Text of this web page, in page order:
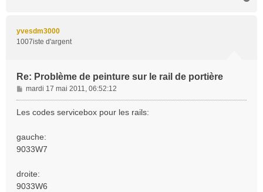
yvesdm3000
1007iste d'argent
Re: Problème de peinture sur le rail de portière
M
e
s
g
e
mardi 17 mai 2011, 06:52:12
Les codes servicebox pour les rails:
gauche:
9033W7
droite:
9033W6